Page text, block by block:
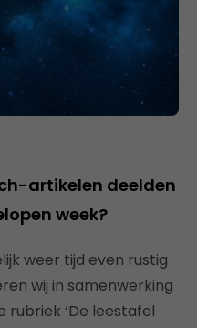
artikelen deelden
week?
weer tijd even rustig
wij in samenwerking
rubriek ‘De leestafel